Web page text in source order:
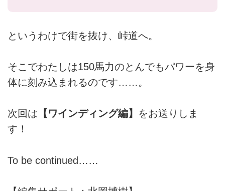
というわけで街を抜け、峠道へ。
そこでわたしは150馬力のとんでもパワーを身
体に刻み込まれるのです……。
次回は 【ワインディング編】 をお送りしま
す！
To be continued……